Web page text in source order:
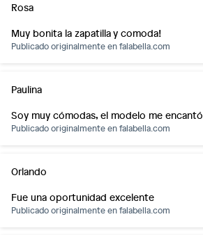
Rosa
Muy bonita la zapatilla y comoda!
Publicado originalmente enfalabella.com
Paulina
Soy muy cómodas, el modelo me encantó
Publicado originalmente enfalabella.com
Orlando
Fue una oportunidad excelente
Publicado originalmente enfalabella.com